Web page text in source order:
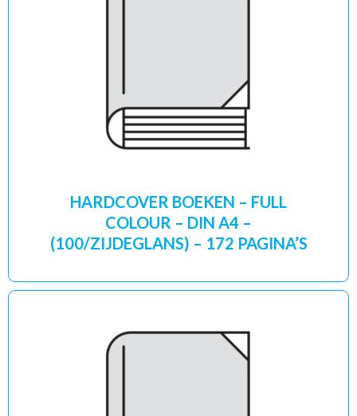
HARDCOVER BOEKEN – FULL
COLOUR – DIN A4 –
(100/ZIJDEGLANS) – 172 PAGINA’S